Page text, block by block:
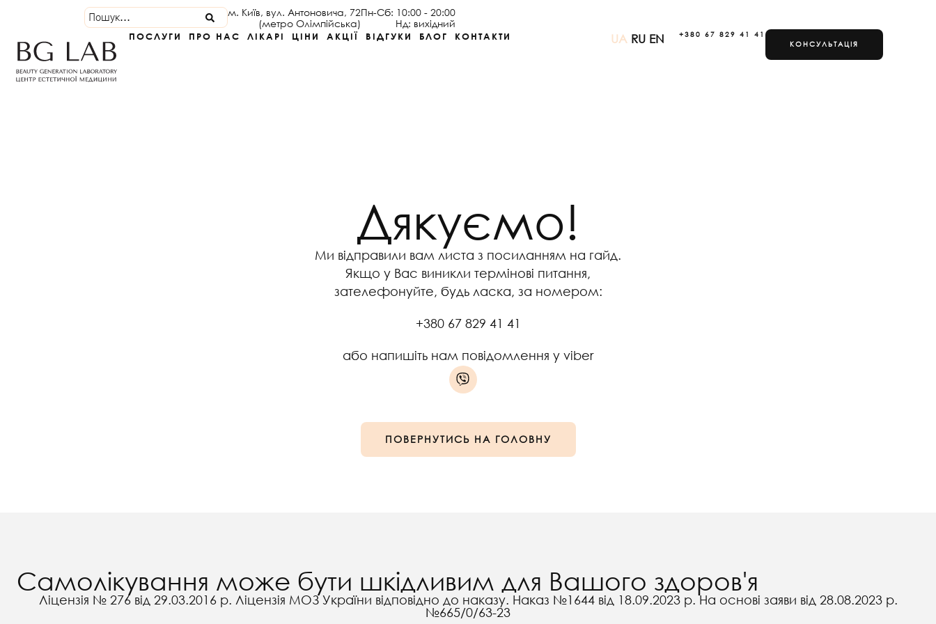
м. Київ, вул. Антоновича, 72
(метро Олімпійська)
Пн-Сб: 10:00 - 20:00
Нд: вихідний
ПОСЛУГИ ПРО НАС ЛІКАРІ ЦІНИ АКЦІЇ ВІДГУКИ БЛОГ КОНТАКТИ UA RU EN
+380 67 829 41 41
КОНСУЛЬТАЦІЯ
Дякуємо!
Ми відправили вам листа з посиланням на гайд.
Якщо у Вас виникли термінові питання,
зателефонуйте, будь ласка, за номером:
+380 67 829 41 41
або напишіть нам повідомлення у viber
ПОВЕРНУТИСЬ НА ГОЛОВНУ
Самолікування може бути шкідливим для Вашого здоров'я
Ліцензія № 276 від 29.03.2016 р. Ліцензія МОЗ України відповідно до наказу. Наказ №1644 від 18.09.2023 р. На основі заяви від 28.08.2023 р.
№665/0/63-23